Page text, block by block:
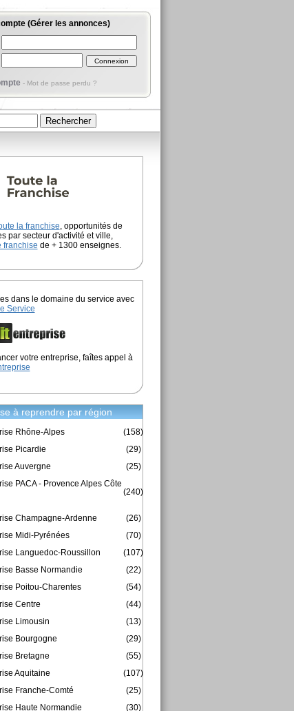
(Gérer les annonces)
- Mot de passe perdu ?
la franchise, opportunités de
par secteur d'activité et ville,
franchise de + 1300 enseignes.
dans le domaine du service avec
Service
votre entreprise, faîtes appel à
à reprendre par région
Rhône-Alpes
(158)
Picardie
(29)
Auvergne
(25)
PACA - Provence Alpes Côte
(240)
Champagne-Ardenne
(26)
Midi-Pyrénées
(70)
Languedoc-Roussillon
(107)
Basse Normandie
(22)
Poitou-Charentes
(54)
Centre
(44)
Limousin
(13)
Bourgogne
(29)
Bretagne
(55)
Aquitaine
(107)
Franche-Comté
(25)
Haute Normandie
(30)